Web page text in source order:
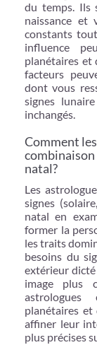
du temps. Ils
naissance et
constants
influence
planétaires et
facteurs
dont vous
signes
inchangés.
Comment
combinaison
natal?
Les
signes
natal en
former la
les traits
besoins du
extérieur dicté
image plus
astrologues
planétaires et
affiner leur
plus précises